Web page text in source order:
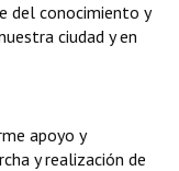
del conocimiento y
ciudad y en
apoyo y
y realización de